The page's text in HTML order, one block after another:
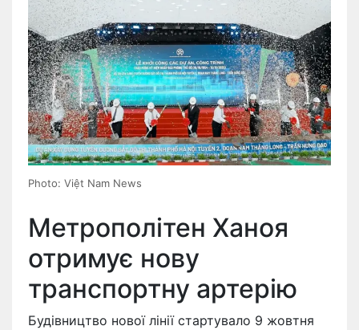
Photo: Việt Nam News
Метрополітен Ханоя
отримує нову
транспортну артерію
Будівництво нової лінії стартувало 9 жовтня